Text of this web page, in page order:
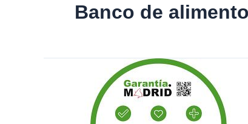
Banco de
entidades